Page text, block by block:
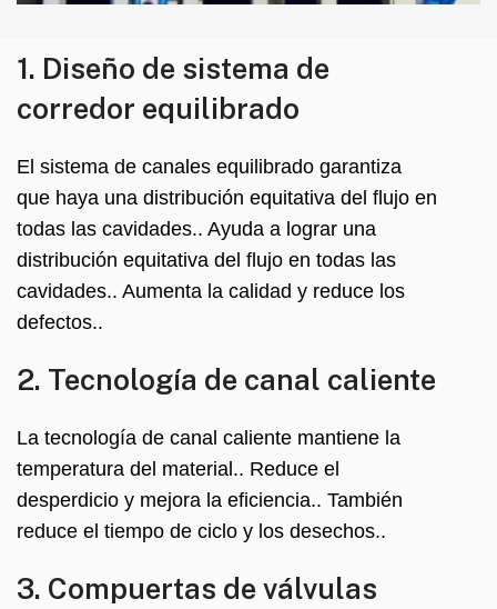
1. Diseño de sistema de
corredor equilibrado
El sistema de canales equilibrado garantiza
que haya una distribución equitativa del flujo en
todas las cavidades.. Ayuda a lograr una
distribución equitativa del flujo en todas las
cavidades.. Aumenta la calidad y reduce los
defectos..
2. Tecnología de canal caliente
La tecnología de canal caliente mantiene la
temperatura del material.. Reduce el
desperdicio y mejora la eficiencia.. También
reduce el tiempo de ciclo y los desechos..
3. Compuertas de válvulas